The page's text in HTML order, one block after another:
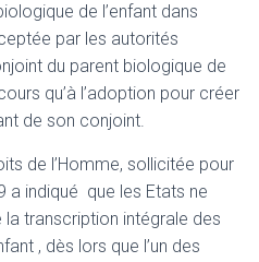
de l’enfant dans
par les autorités
du parent biologique de
qu’à l’adoption pour créer
de son conjoint.
de l’Homme, sollicitée pour
a indiqué que les Etats ne
transcription intégrale des
, dès lors que l’un des